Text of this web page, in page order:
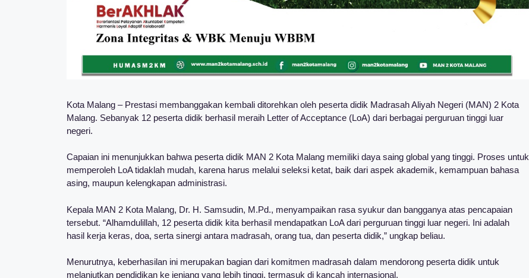
Kota Malang – Prestasi membanggakan kembali ditorehkan oleh peserta didik Madrasah Aliyah Negeri (MAN) 2 Kota
Malang. Sebanyak 12 peserta didik berhasil meraih Letter of Acceptance (LoA) dari berbagai perguruan tinggi luar
negeri.
Capaian ini menunjukkan bahwa peserta didik MAN 2 Kota Malang memiliki daya saing global yang tinggi. Proses untuk
memperoleh LoA tidaklah mudah, karena harus melalui seleksi ketat, baik dari aspek akademik, kemampuan bahasa
asing, maupun kelengkapan administrasi.
Kepala MAN 2 Kota Malang, Dr. H. Samsudin, M.Pd., menyampaikan rasa syukur dan bangganya atas pencapaian
tersebut. “Alhamdulillah, 12 peserta didik kita berhasil mendapatkan LoA dari perguruan tinggi luar negeri. Ini adalah
hasil kerja keras, doa, serta sinergi antara madrasah, orang tua, dan peserta didik,” ungkap beliau.
Menurutnya, keberhasilan ini merupakan bagian dari komitmen madrasah dalam mendorong peserta didik untuk
melanjutkan pendidikan ke jenjang yang lebih tinggi, termasuk di kancah internasional.